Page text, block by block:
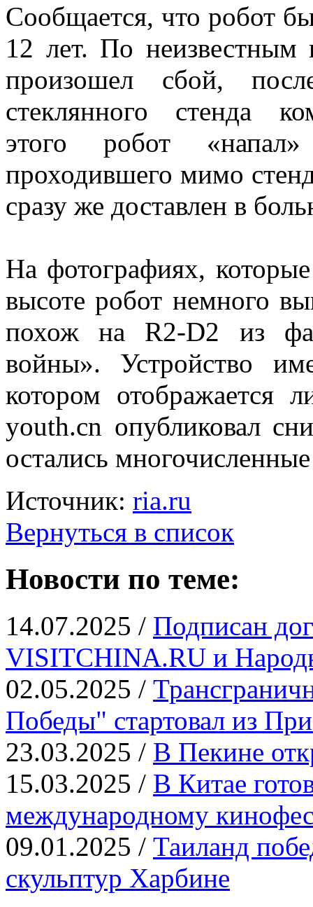
Сообщается, что робот
12 лет. По неизвестным
произошел сбой,
стеклянного стенда
этого робот
проходившего мимо
сразу же доставлен в
На фотографиях,
высоте робот немного
похож на R2-D2 из
войны». Устройство
котором отображается
youth.cn опубликовал
остались
Источник: ria.ru
Вернуться в список
Новости по теме:
14.07.2025 / Подписан
VISITCHINA.RU и
02.05.2025 /
Победы" стартовал из
23.03.2025 / В Пекине
15.03.2025 / В Китае
международному
09.01.2025 / Таиланд
скульптур Харбине